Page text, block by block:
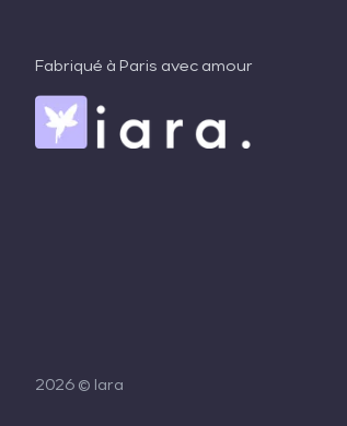
Fabriqué à Paris avec amour
2026 © Iara